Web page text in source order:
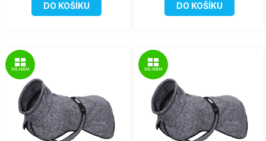
DO KOŠÍKU DO KOŠÍKU
SKLADEM SKLADEM